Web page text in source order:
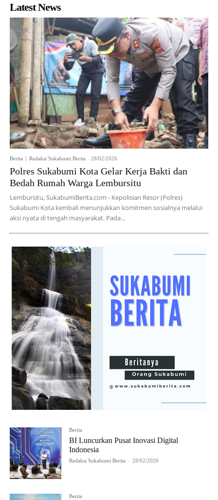
Latest News
Berita Redaksi Sukabumi Berita - 28/02/2026
Polres Sukabumi Kota Gelar Kerja Bakti dan
Bedah Rumah Warga Lembursitu
Lembursitu, SukabumiBerita.com - Kepolisian Resor (Polres)
Sukabumi Kota kembali menunjukkan komitmen sosialnya melalui
aksi nyata di tengah masyarakat. Pada...
Berita
BI Luncurkan Pusat Inovasi Digital
Indonesia
Redaksi Sukabumi Berita - 28/02/2026
Berita